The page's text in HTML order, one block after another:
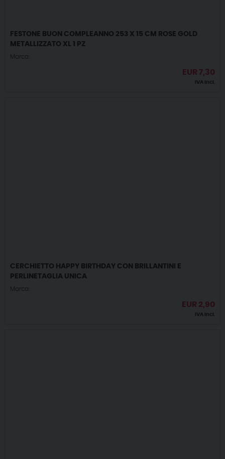
FESTONE BUON COMPLEANNO 253 X 15 CM ROSE GOLD
METALLIZZATO XL 1 PZ
Marca:
EUR 7,30
IVA incl.
CERCHIETTO HAPPY BIRTHDAY CON BRILLANTINI E
PERLINETAGLIA UNICA
Marca:
EUR 2,90
IVA incl.